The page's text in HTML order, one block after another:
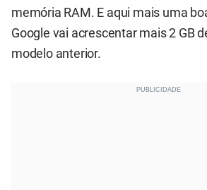
memória RAM. E aqui mais uma
Google vai acrescentar mais 2 GB
modelo anterior.